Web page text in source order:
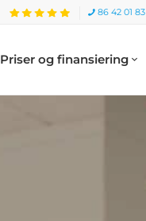
86 42 01 83
Priser og finansiering